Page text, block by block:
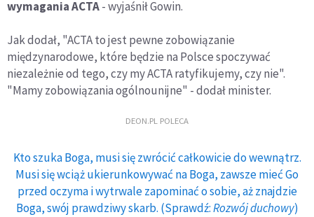
wymagania ACTA- wyjaśnił Gowin.
Jak dodał, "ACTA to jest pewne zobowiązanie
międzynarodowe, które będzie na Polsce spoczywać
niezależnie od tego, czy my ACTA ratyfikujemy, czy nie".
"Mamy zobowiązania ogólnounijne" - dodał minister.
DEON.PL POLECA
Kto szuka Boga, musi się zwrócić całkowicie do wewnątrz.
Musi się wciąż ukierunkowywać na Boga, zawsze mieć Go
przed oczyma i wytrwale zapominać o sobie, aż znajdzie
Boga, swój prawdziwy skarb. (Sprawdź:Rozwój duchowy)